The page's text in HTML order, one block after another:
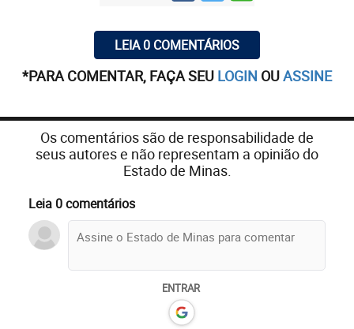
LEIA 0 COMENTÁRIOS
*PARA COMENTAR, FAÇA SEU LOGIN OUASSINE
Os comentários são de responsabilidade de
seus autores e não representam a opinião do
Estado de Minas.
Leia 0 comentários
ENTRAR